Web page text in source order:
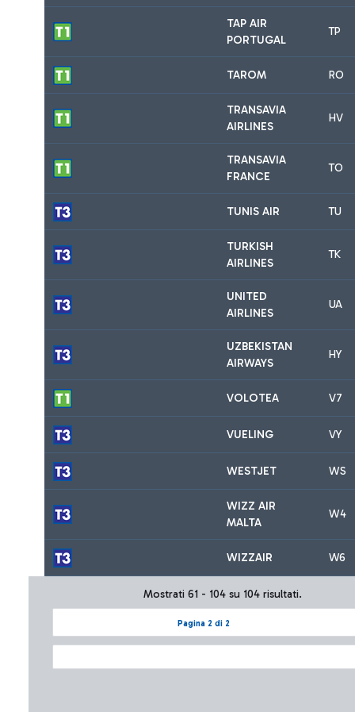
TAP AIR
PORTUGAL
TP
TAROM RO
TRANSAVIA
AIRLINES
HV
TRANSAVIA
FRANCE
TO
TUNIS AIR TU
TURKISH
AIRLINES
TK
UNITED
AIRLINES
UA
UZBEKISTAN
AIRWAYS
HY
VOLOTEA V7
VUELING VY
WESTJET WS
WIZZ AIR
MALTA
W4
WIZZAIR W6
Pagina 2 di 2
Mostrati 61 - 104 su 104 risultati.